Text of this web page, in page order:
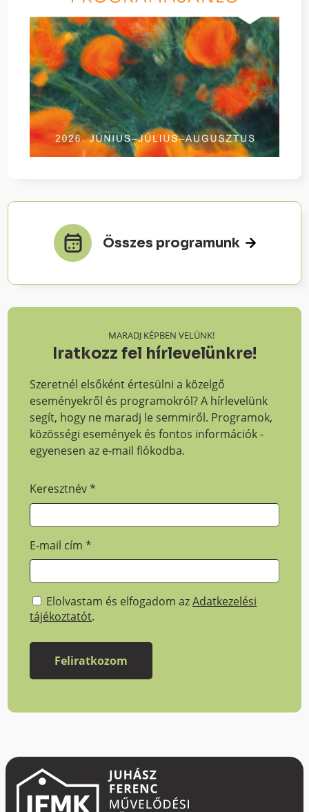
Összes programunk
MARADJ KÉPBEN VELÜNK!
Iratkozz fel hírlevelünkre!
Szeretnél elsőként értesülni a közelgő
eseményekről és programokról? A hírlevelünk
segít, hogy ne maradj le semmiről. Programok,
közösségi események és fontos információk -
egyenesen az e-mail fiókodba.
Keresztnév*
E-mail cím*
Elolvastam és elfogadom azAdatkezelési
tájékoztatót.